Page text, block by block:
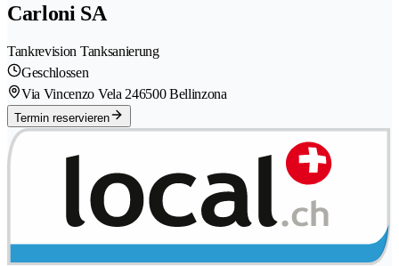
Carloni SA
Tankrevision Tanksanierung
Geschlossen
Via Vincenzo Vela 246500 Bellinzona
Termin reservieren